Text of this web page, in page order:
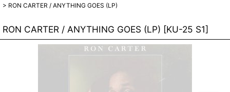
> RON CARTER / ANYTHING GOES (LP)
RON CARTER / ANYTHING GOES (LP) [KU-25 S1]